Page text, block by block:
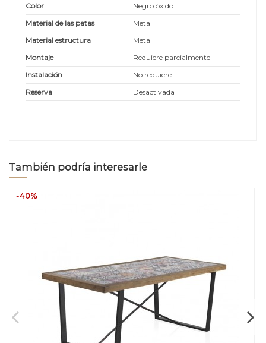
Color
Negro óxido
Material de las patas
Metal
Material estructura
Metal
Montaje
Requiere parcialmente
Instalación
No requiere
Reserva
Desactivada
También podría interesarle
-40%